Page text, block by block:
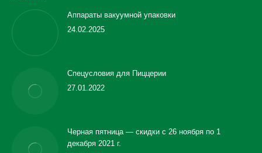
Аппараты вакуумной упаковки
24.02.2025
Спецусловия для Пиццерии
27.01.2022
Черная пятница — скидки с 26 ноября по 1
декабря 2021 г.